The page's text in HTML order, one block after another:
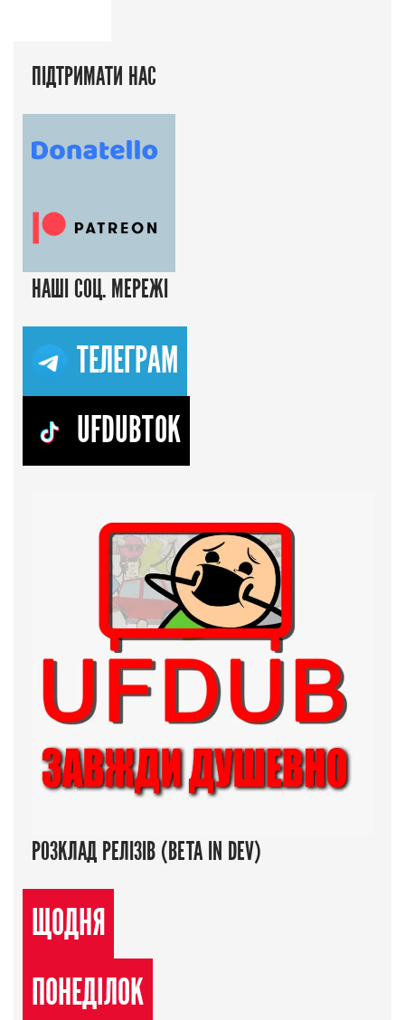
ПІДТРИМАТИ НАС
НАШІ СОЦ. МЕРЕЖІ
ТЕЛЕГРАМ
UFDUBTOK
РОЗКЛАД РЕЛІЗІВ (BETA IN DEV)
ЩОДНЯ
ПОНЕДІЛОК